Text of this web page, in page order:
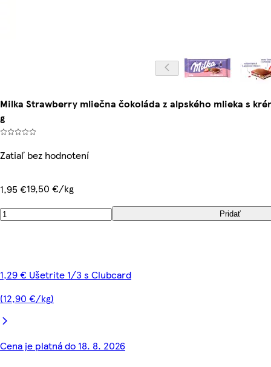
Milka Strawberry mliečna čokoláda z alpského mlieka s
g
Zatiaľ bez hodnotení
1,95 €19,50 €/kg
Pridať
1,29 € Ušetrite 1/3 s Clubcard
(12,90 €/kg)
Cena je platná do 18. 8. 2026